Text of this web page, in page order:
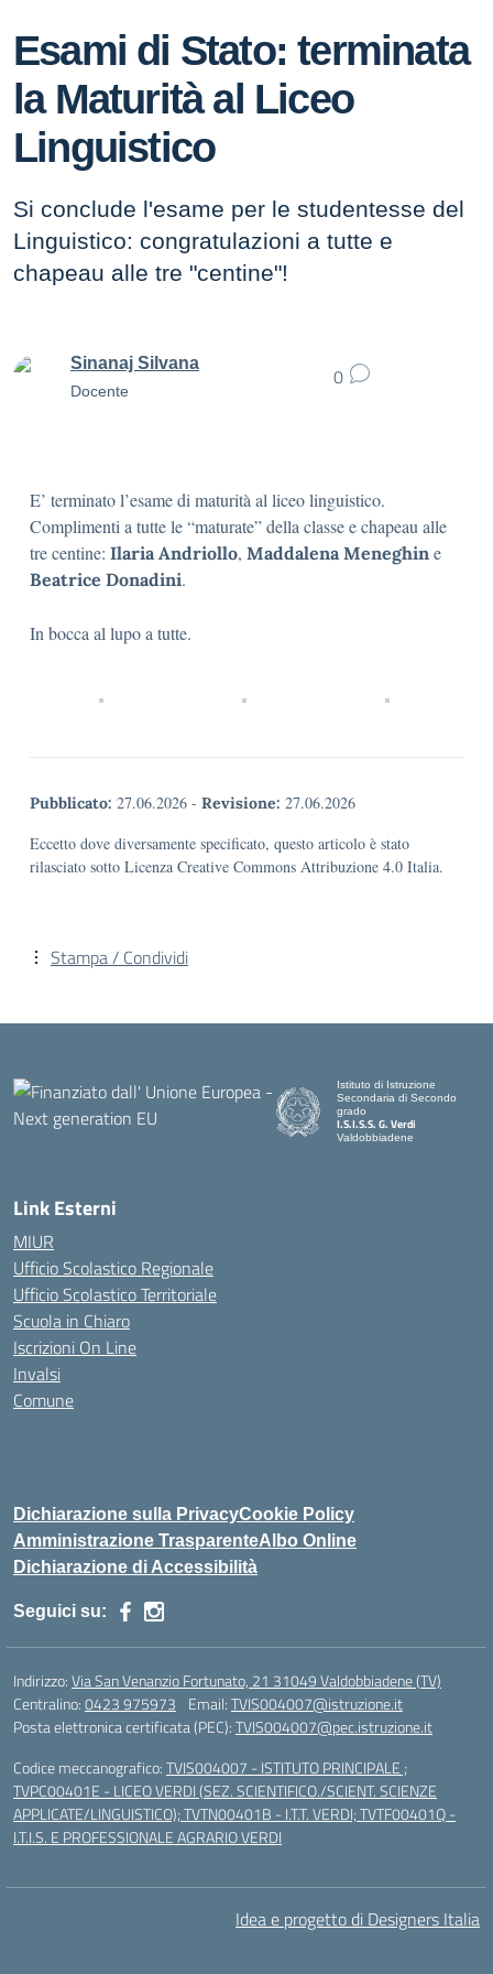
Esami di Stato: terminata
la Maturità al Liceo
Linguistico
Si conclude l'esame per le studentesse del
Linguistico: congratulazioni a tutte e
chapeau alle tre "centine"!
Sinanaj Silvana
Docente
0
E’ terminato l’esame di maturità al liceo linguistico.
Complimenti a tutte le “maturate” della classe e chapeau alle
tre centine: Ilaria Andriollo, Maddalena Meneghin e
Beatrice Donadini.
In bocca al lupo a tutte.
Pubblicato: 27.06.2026 - Revisione: 27.06.2026
Eccetto dove diversamente specificato, questo articolo è stato
rilasciato sotto Licenza Creative Commons Attribuzione 4.0 Italia.
Stampa / Condividi
Istituto di Istruzione
Secondaria di Secondo
grado
I.S.I.S.S. G. Verdi
Valdobbiadene
Link Esterni
MIUR
Ufficio Scolastico Regionale
Ufficio Scolastico Territoriale
Scuola in Chiaro
Iscrizioni On Line
Invalsi
Comune
Dichiarazione sulla PrivacyCookie Policy
Amministrazione TrasparenteAlbo Online
Dichiarazione di Accessibilità
Seguici su:
Indirizzo:Via San Venanzio Fortunato, 21 31049 Valdobbiadene (TV)
Centralino:0423 975973 Email:TVIS004007@istruzione.it
Posta elettronica certificata (PEC):TVIS004007@pec.istruzione.it
Codice meccanografico:TVIS004007 - ISTITUTO PRINCIPALE ;
TVPC00401E - LICEO VERDI (SEZ. SCIENTIFICO./SCIENT. SCIENZE
APPLICATE/LINGUISTICO); TVTN00401B - I.T.T. VERDI; TVTF00401Q -
I.T.I.S. E PROFESSIONALE AGRARIO VERDI
Idea e progetto di Designers Italia